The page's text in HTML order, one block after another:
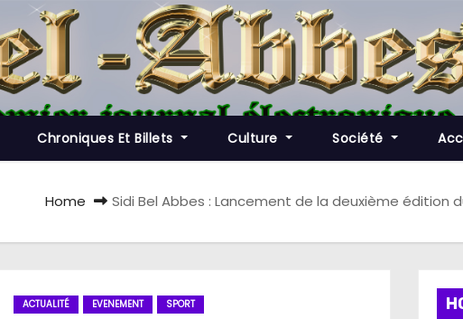
Chroniques Et Billets Culture Société
Home Sidi Bel Abbes : Lancement de la deuxième édition
ACTUALITÉ EVENEMENT SPORT